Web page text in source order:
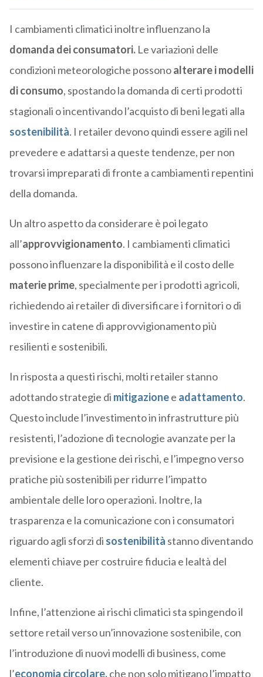
I cambiamenti climatici inoltre influenzano la
domanda dei consumatori.Le variazioni delle
condizioni meteorologiche possonoalterare i modelli
di consumo, spostando la domanda di certi prodotti
stagionali o incentivando l’acquisto di beni legati alla
sostenibilità. I retailer devono quindi essere agili nel
prevedere e adattarsi a queste tendenze, per non
trovarsi impreparati di fronte a cambiamenti repentini
della domanda.
Un altro aspetto da considerare è poi legato
all’approvvigionamento. I cambiamenti climatici
possono influenzare la disponibilità e il costo delle
materie prime, specialmente per i prodotti agricoli,
richiedendo ai retailer di diversificare i fornitori o di
investire in catene di approvvigionamento più
resilienti e sostenibili.
In risposta a questi rischi, molti retailer stanno
adottando strategie di mitigazionee adattamento.
Questo include l’investimento in infrastrutture più
resistenti, l’adozione di tecnologie avanzate per la
previsione e la gestione dei rischi, e l’impegno verso
pratiche più sostenibili per ridurre l’impatto
ambientale delle loro operazioni. Inoltre, la
trasparenza e la comunicazione con i consumatori
riguardo agli sforzi di sostenibilità stanno diventando
elementi chiave per costruire fiducia e lealtà del
cliente.
Infine, l’attenzione ai rischi climatici sta spingendo il
settore retail verso un’innovazione sostenibile, con
l’introduzione di nuovi modelli di business, come
l’economia circolare,che non solo mitigano l’impatto